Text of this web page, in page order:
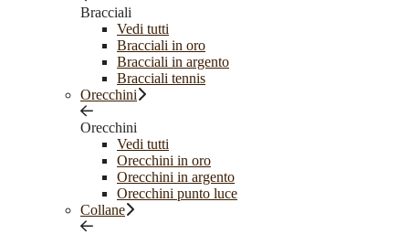
Bracciali
Vedi tutti
Bracciali in oro
Bracciali in argento
Bracciali tennis
Orecchini
Orecchini
Vedi tutti
Orecchini in oro
Orecchini in argento
Orecchini punto luce
Collane